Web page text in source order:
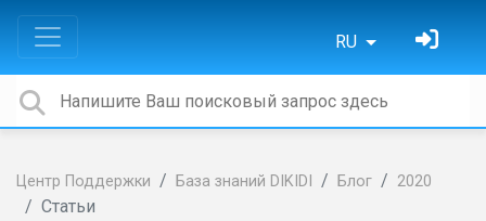
RU
Центр Поддержки База знаний DIKIDI Блог 2020
Статьи